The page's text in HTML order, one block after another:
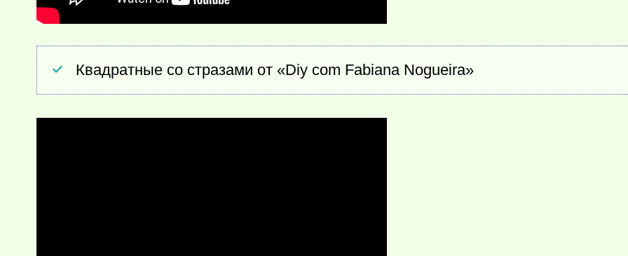
Квадратные со стразами от «Diy com Fabiana Nogueira»